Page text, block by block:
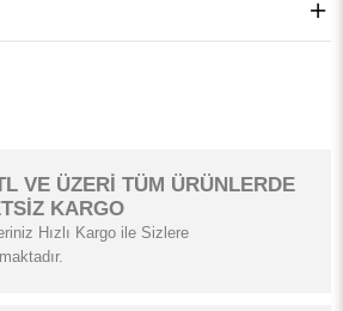
VE ÜZERİ TÜM ÜRÜNLERDE
KARGO
Hızlı Kargo ile Sizlere